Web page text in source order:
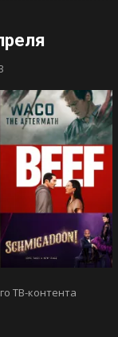
ТВ-контента